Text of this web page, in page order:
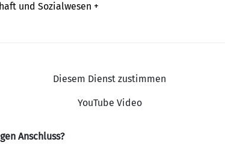
und Sozialwesen +
Diesem Dienst zustimmen
YouTube Video
Anschluss?